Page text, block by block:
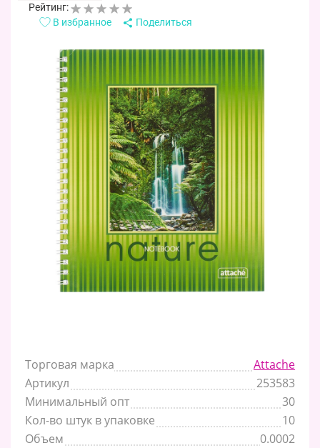
Рейтинг:
В избранное
Поделиться
Торговая марка
Attache
Артикул
253583
Минимальный опт
30
Кол-во штук в упаковке
10
Объем
0.0002